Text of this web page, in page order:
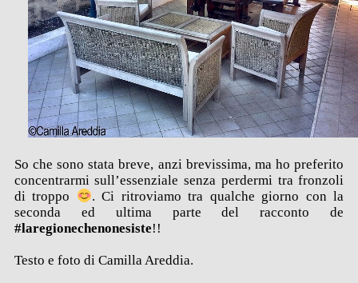
So che sono stata breve, anzi brevissima, ma ho preferito
concentrarmi sull’essenziale senza perdermi tra fronzoli
di troppo
. Ci ritroviamo tra qualche giorno con la
seconda ed ultima parte del racconto de
#laregionechenonesiste!!
Testo e foto di Camilla Areddia.